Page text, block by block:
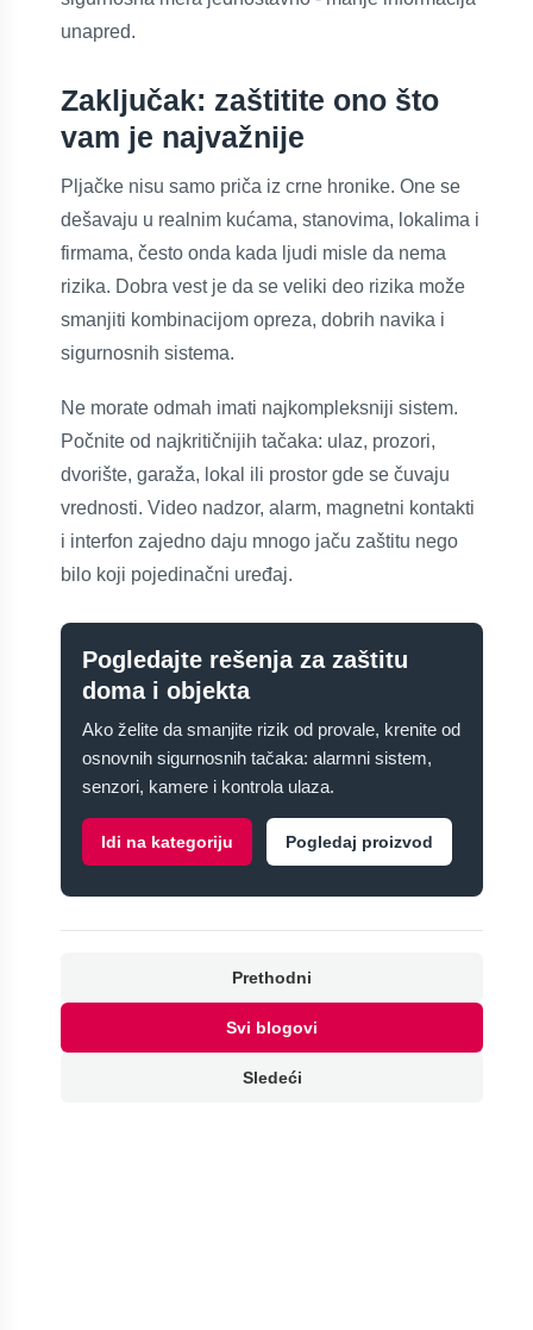
unapred.
Zaključak: zaštitite ono što
vam je najvažnije
Pljačke nisu samo priča iz crne hronike. One se
dešavaju u realnim kućama, stanovima, lokalima i
firmama, često onda kada ljudi misle da nema
rizika. Dobra vest je da se veliki deo rizika može
smanjiti kombinacijom opreza, dobrih navika i
sigurnosnih sistema.
Ne morate odmah imati najkompleksniji sistem.
Počnite od najkritičnijih tačaka: ulaz, prozori,
dvorište, garaža, lokal ili prostor gde se čuvaju
vrednosti. Video nadzor, alarm, magnetni kontakti
i interfon zajedno daju mnogo jaču zaštitu nego
bilo koji pojedinačni uređaj.
Pogledajte rešenja za zaštitu
doma i objekta
Ako želite da smanjite rizik od provale, krenite od
osnovnih sigurnosnih tačaka: alarmni sistem,
senzori, kamere i kontrola ulaza.
Idi na kategoriju Pogledaj proizvod
Prethodni
Svi blogovi
Sledeći